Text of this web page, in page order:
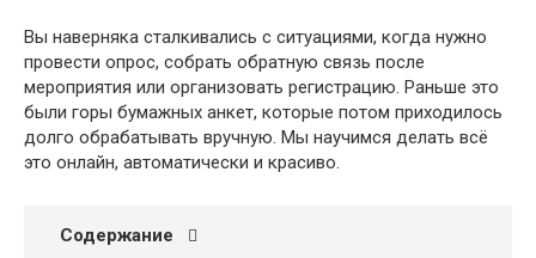
Вы наверняка сталкивались с ситуациями, когда нужно
провести опрос, собрать обратную связь после
мероприятия или организовать регистрацию. Раньше это
были горы бумажных анкет, которые потом приходилось
долго обрабатывать вручную. Мы научимся делать всё
это онлайн, автоматически и красиво.
Содержание